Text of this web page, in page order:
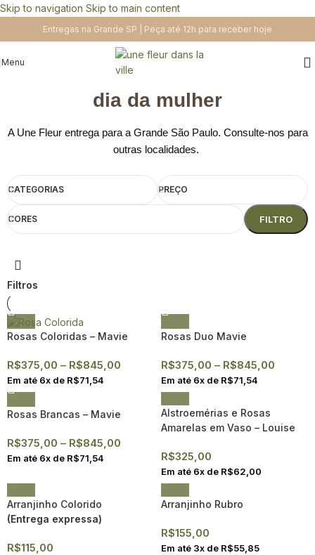
Skip to navigation Skip to main content
Entregas na Grande SP | Peça até 12h para receber hoje
Menu
dia da mulher
A Une Fleur entrega para a Grande São Paulo. Consulte-nos para
outras localidades.
CATEGORIAS PREÇO
CORES FILTRO
Filtros
Rosas Coloridas – Mavie
R$375,00 – R$845,00
Em até 6x de R$71,54
Rosas Duo Mavie
R$375,00 – R$845,00
Em até 6x de R$71,54
Rosas Brancas – Mavie
R$375,00 – R$845,00
Em até 6x de R$71,54
Alstroemérias e Rosas
Amarelas em Vaso – Louise
R$325,00
Em até 6x de R$62,00
Arranjinho Colorido
(Entrega expressa)
R$115,00
Arranjinho Rubro
R$155,00
Em até 3x de R$55,85